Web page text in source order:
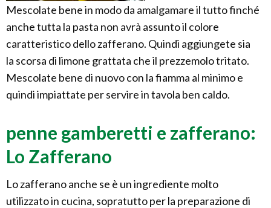
Mescolate bene in modo da amalgamare il tutto finché
anche tutta la pasta non avrà assunto il colore
caratteristico dello zafferano. Quindi aggiungete sia
la scorsa di limone grattata che il prezzemolo tritato.
Mescolate bene di nuovo con la fiamma al minimo e
quindi impiattate per servire in tavola ben caldo.
penne gamberetti e zafferano:
Lo Zafferano
Lo zafferano anche se è un ingrediente molto
utilizzato in cucina, sopratutto per la preparazione di